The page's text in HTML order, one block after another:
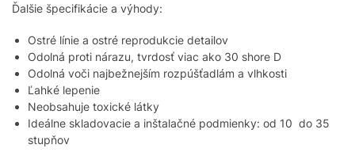
Ďalšie špecifikácie a výhody:
Ostré línie a ostré reprodukcie detailov
Odolná proti nárazu, tvrdosť viac ako 30 shore D
Odolná voči najbežnejším rozpúšťadlám a vlhkosti
Ľahké lepenie
Neobsahuje toxické látky
Ideálne skladovacie a inštalačné podmienky: od 10 do 35
stupňov